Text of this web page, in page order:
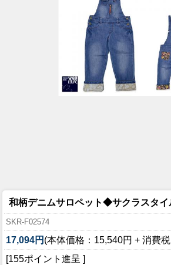
和柄デニムサロペット◆サクラスタイ
SKR-F02574
17,094円 (本体価格：15,540円 + 消費
[155ポイント進呈 ]